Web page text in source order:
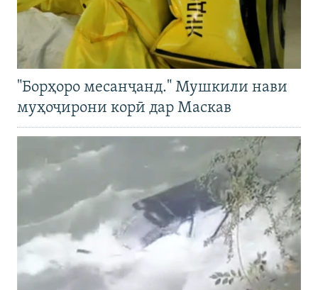
"Борҳоро месанҷанд." Мушкили нави
муҳоҷирони корӣ дар Маскав